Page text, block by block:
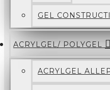
GEL
ACRYLGEL/ POLYGEL
ACRYLGEL